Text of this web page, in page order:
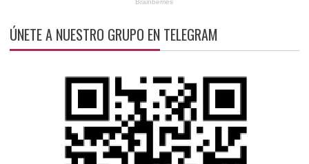
ÚNETE A NUESTRO GRUPO EN TELEGRAM